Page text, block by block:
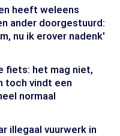
heeft weleens
ander doorgestuurd:
nu ik erover nadenk'
fiets: het mag niet,
toch vindt een
normaal
illegaal vuurwerk in